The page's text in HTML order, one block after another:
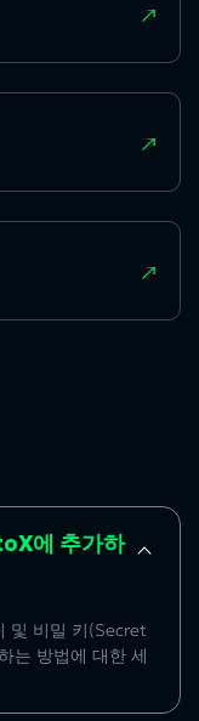
에 추가하
및 비밀 키(Secret
는 방법에 대한 세